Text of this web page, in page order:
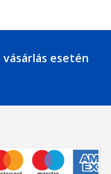
esetén